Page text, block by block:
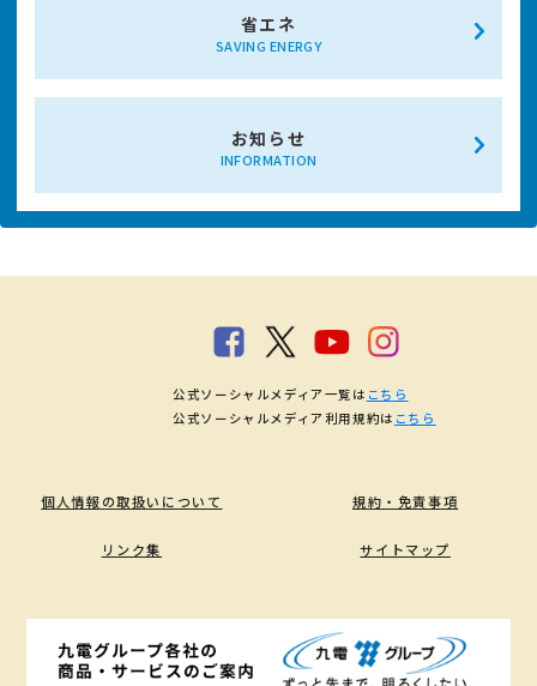
省エネ
SAVING ENERGY
お知らせ
INFORMATION
個人情報の取扱いについて 規約・免責事項
リンク集 サイトマップ
公式ソーシャルメディア一覧は こちら
公式ソーシャルメディア利用規約は こちら